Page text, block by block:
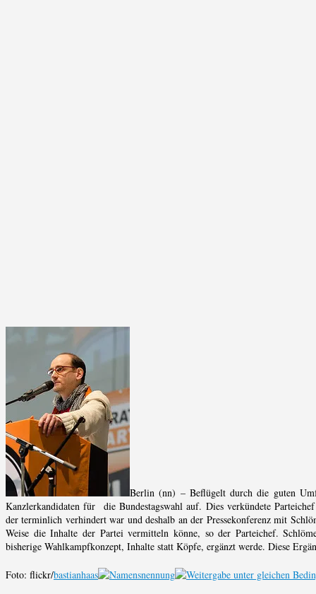
Berlin (nn) – Beflügelt durch die guten
Kanzlerkandidaten für die Bundestagswahl auf. Dies verkündete
der terminlich verhindert war und deshalb an der Pressekonferenz mit
Weise die Inhalte der Partei vermitteln könne, so der Parteichef.
bisherige Wahlkampfkonzept, Inhalte statt Köpfe, ergänzt werde. Diese
Foto: flickr/bastianhaas